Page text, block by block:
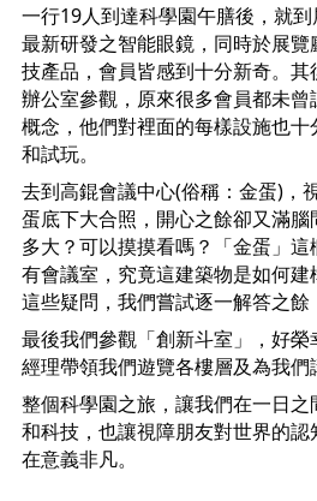
一行19人到達科學園午膳後，就
最新研發之智能眼鏡，同時於展
技產品，會員皆感到十分新奇。 其
辦公室參觀，原來很多會員都未
概念，他們對裡面的每樣設施也
和試玩。
去到高錕會議中心(俗稱：金蛋)，
蛋底下大合照，開心之餘卻又滿
多大？可以摸摸看嗎？「金蛋」
有會議室，究竟這建築物是如何
這些疑問，我們嘗試逐一解答之餘
最後我們參觀「創新斗室」，好
經理帶領我們遊覽各樓層及為我們
整個科學園之旅，讓我們在一日
和科技，也讓視障朋友對世界的
在意義非凡。